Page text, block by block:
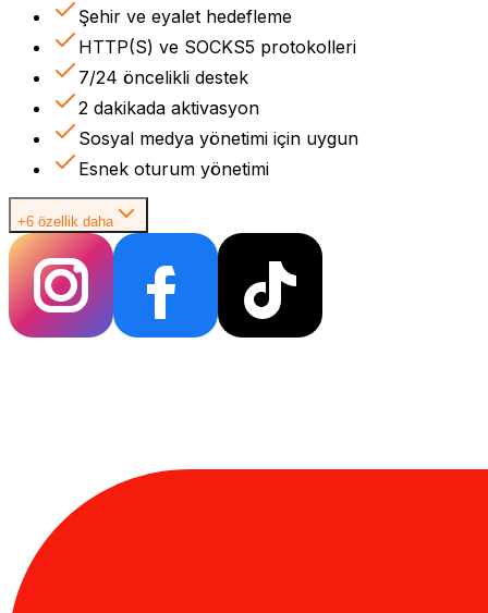
Şehir ve eyalet hedefleme
HTTP(S) ve SOCKS5 protokolleri
7/24 öncelikli destek
2 dakikada aktivasyon
Sosyal medya yönetimi için uygun
Esnek oturum yönetimi
+6 özellik daha